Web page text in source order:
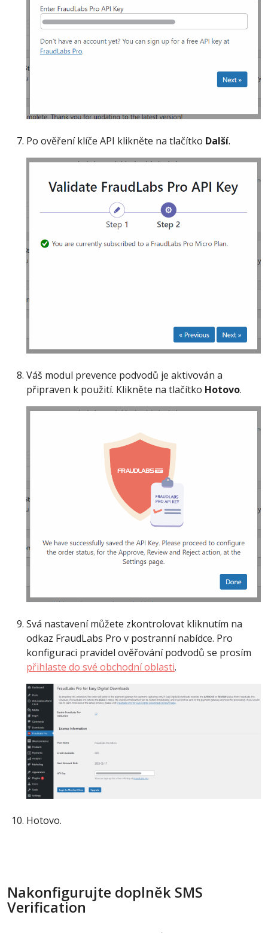
Po ověření klíče API klikněte na tlačítko Další.
Váš modul prevence podvodů je aktivován a
připraven k použití. Klikněte na tlačítko Hotovo.
Svá nastavení můžete zkontrolovat kliknutím na
odkaz FraudLabs Pro v postranní nabídce. Pro
konfiguraci pravidel ověřování podvodů se prosím
přihlaste do své obchodní oblasti.
Hotovo.
Nakonfigurujte doplněk SMS
Verification